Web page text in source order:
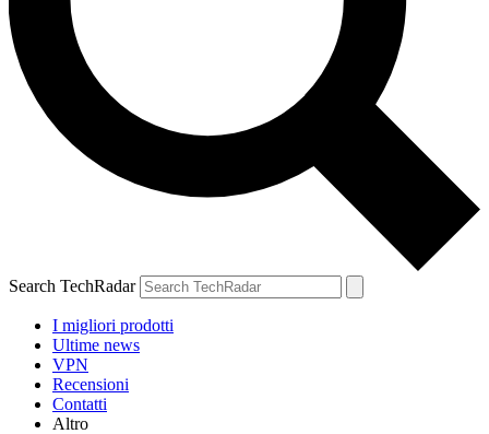
Search TechRadar
I migliori prodotti
Ultime news
VPN
Recensioni
Contatti
Altro